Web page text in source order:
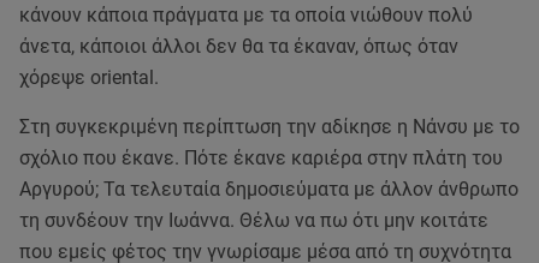
κάνουν κάποια πράγματα με τα οποία νιώθουν πολύ
άνετα, κάποιοι άλλοι δεν θα τα έκαναν, όπως όταν
χόρεψε oriental.
Στη συγκεκριμένη περίπτωση την αδίκησε η Νάνσυ με το
σχόλιο που έκανε. Πότε έκανε καριέρα στην πλάτη του
Αργυρού; Τα τελευταία δημοσιεύματα με άλλον άνθρωπο
τη συνδέουν την Ιωάννα. Θέλω να πω ότι μην κοιτάτε
που εμείς φέτος την γνωρίσαμε μέσα από τη συχνότητα